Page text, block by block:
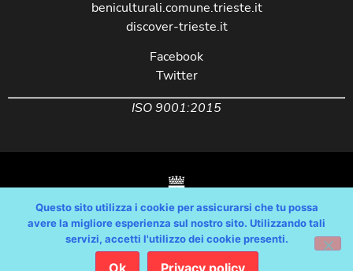
beniculturali.comune.trieste.it
discover-trieste.it
Facebook
Twitter
ISO 9001:2015
Copyright © Comune di Trieste – partita Iva 00210240321 – tutti i diritti
Questo sito utilizza i cookie per assicurarsi che tu possa
avere la migliore esperienza sul nostro sito. Utilizzando tali
servizi, accetti l'utilizzo dei cookie presenti.
Ok Privacy policy